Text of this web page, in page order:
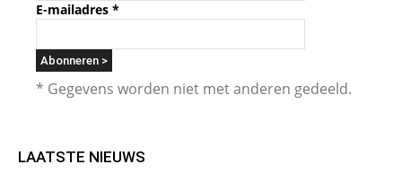
E-mailadres *
* Gegevens worden niet met anderen gedeeld.
LAATSTE NIEUWS